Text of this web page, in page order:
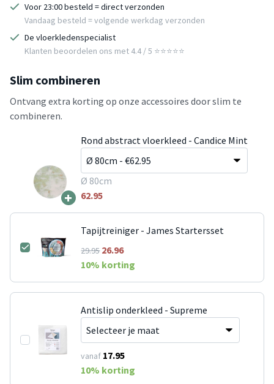
Voor 23:00 besteld = direct verzonden
Vandaag besteld = volgende werkdag verzonden
De vloerkledenspecialist
Klanten beoordelen ons met 4.4 / 5 ⭐⭐⭐⭐⭐
Slim combineren
Ontvang extra korting op onze accessoires door slim te
combineren.
+
Rond abstract vloerkleed - Candice Mint
Ø 80cm
62.95
Tapijtreiniger - James Startersset
29.9526.96
10% korting
Antislip onderkleed - Supreme
vanaf 17.95
10% korting